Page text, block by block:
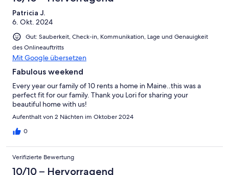
Patricia J.
6. Okt. 2024
Gut: Sauberkeit, Check-in, Kommunikation, Lage und Genauigkeit
des Onlineauftritts
Mit Google übersetzen
Fabulous weekend
Every year our family of 10 rents a home in Maine..this was a
perfect fit for our family. Thank you Lori for sharing your
beautiful home with us!
Aufenthalt von 2 Nächten im Oktober 2024
0
Verifizierte Bewertung
10/10 – Hervorragend